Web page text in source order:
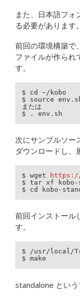
また、日本語フォ
る必要があります。
前回の環境構築で
ファイルが作られ
す。
$ cd ~/kobo
$ source
または
$ . env.sh
次にサンプルソー
ダウンロードし、
$ wget
$ tar xf kobo-
$ cd kobo-
前回インストール
す。
$ /usr/local/
$ make
standalone という